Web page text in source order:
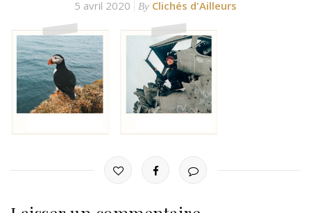
5 avril 2020 By Clichés d'Ailleurs